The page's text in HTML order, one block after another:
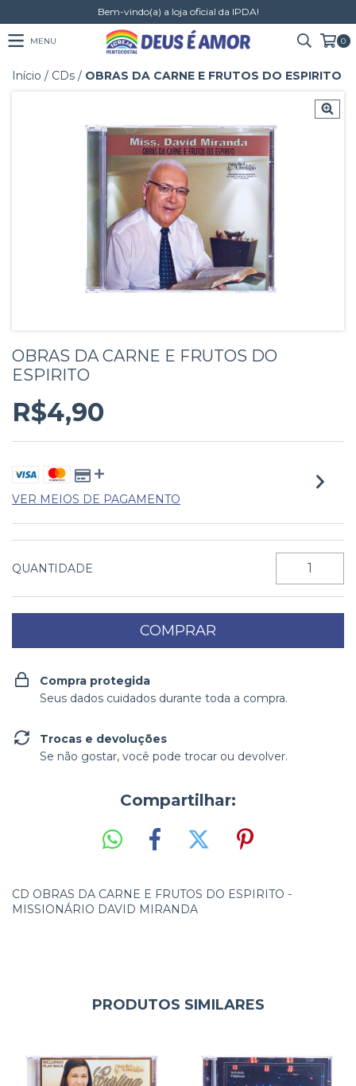
Bem-vindo(a) a loja oficial da IPDA!
MENU 0
Início / CDs / OBRAS DA CARNE E FRUTOS DO ESPIRITO
OBRAS DA CARNE E FRUTOS DO
ESPIRITO
R$4,90
VER MEIOS DE PAGAMENTO
QUANTIDADE
Compra protegida
Seus dados cuidados durante toda a compra.
Trocas e devoluções
Se não gostar, você pode trocar ou devolver.
Compartilhar:
CD OBRAS DA CARNE E FRUTOS DO ESPIRITO -
MISSIONÁRIO DAVID MIRANDA
PRODUTOS SIMILARES